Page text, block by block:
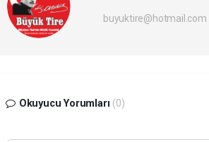
buyuktire@hotmail.com
Okuyucu Yorumları (0)